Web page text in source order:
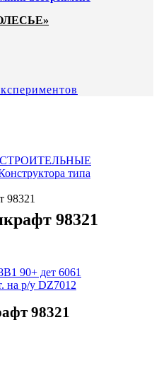
типа
98321
98321
90+ дет 6061
на р/у DZ7012
98321